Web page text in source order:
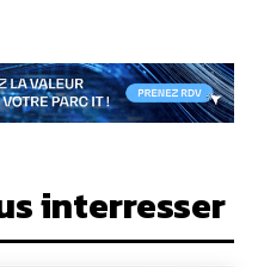
interresser